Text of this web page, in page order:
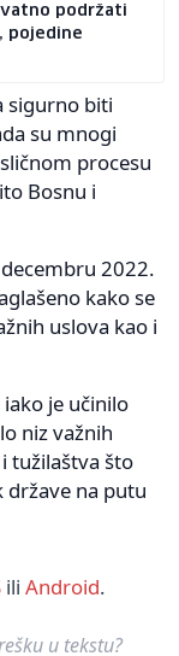
podržati
pojedine
sigurno biti
su mnogi
procesu
Bosnu i
2022.
kako se
uslova kao i
je učinilo
niz važnih
tužilaštva što
na putu
ili Android.
u tekstu?